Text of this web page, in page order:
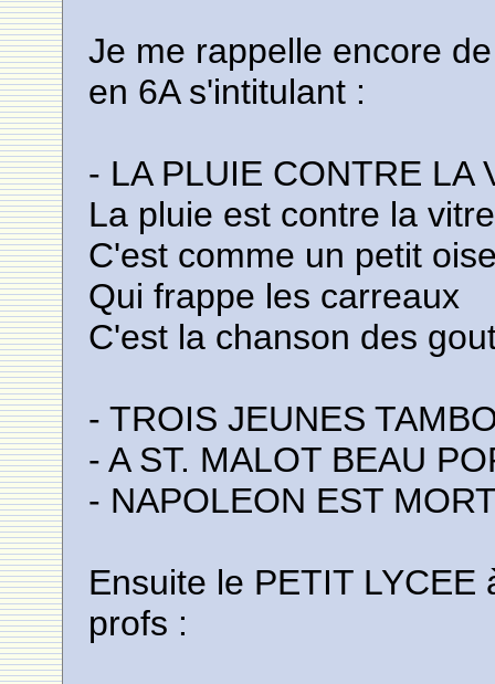
Je me rappelle encore
en 6A s'intitulant :
- LA PLUIE CONTRE LA
La pluie est contre la vitre
C'est comme un petit
Qui frappe les carreaux
C'est la chanson des
- TROIS JEUNES
- A ST. MALOT BEAU
- NAPOLEON EST
Ensuite le PETIT
profs :